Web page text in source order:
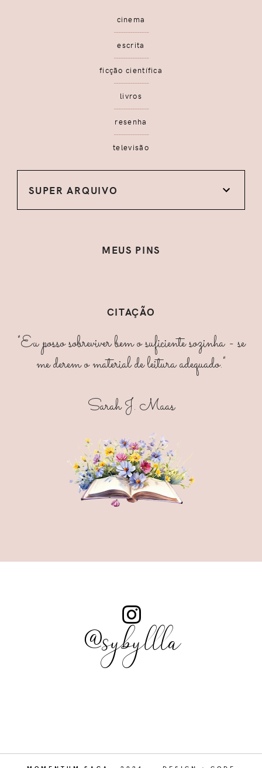
cinema
escrita
ficção científica
livros
resenha
televisão
SUPER ARQUIVO
MEUS PINS
CITAÇÃO
"Eu posso sobreviver bem o suficiente sozinha - se
me derem o material de leitura adequado."
Sarah J. Maas
@sybyllla